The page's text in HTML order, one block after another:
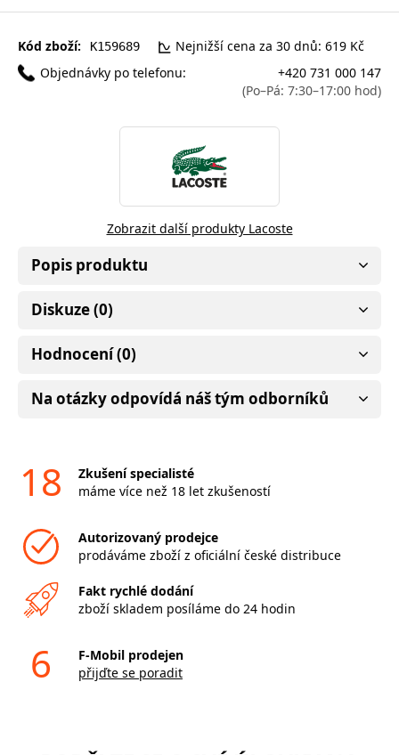
Kód zboží: K159689
Nejnižší cena za 30 dnů: 619 Kč
Objednávky po telefonu:
+420 731 000 147
(Po–Pá: 7:30–17:00 hod)
Zobrazit další produkty Lacoste
Popis produktu
Diskuze (0)
Hodnocení (0)
Na otázky odpovídá náš tým odborníků
18
Zkušení specialisté
máme více než 18 let zkušeností
Autorizovaný prodejce
prodáváme zboží z oficiální české distribuce
Fakt rychlé dodání
zboží skladem posíláme do 24 hodin
6
F-Mobil prodejen
přijďte se poradit